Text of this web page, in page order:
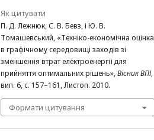
Як цитувати
П. Д. Лежнюк, С. В. Бевз, і Ю. В.
Томашевський, «Техніко-економічна оцінка
в графічному середовищі заходів зі
зменшення втрат електроенергії для
прийняття оптимальних рішень»,Вісник ВПІ,
вип. 6, с. 157–161, Листоп. 2010.
Формати цитування